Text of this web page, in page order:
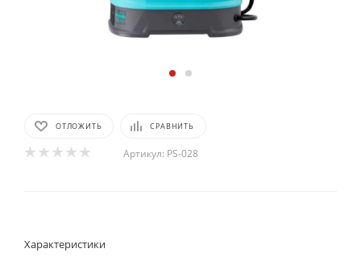
ОТЛОЖИТЬ СРАВНИТЬ
Артикул: PS-028
Характеристики